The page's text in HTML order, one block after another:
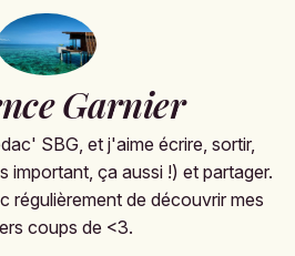
Garnier
SBG, et j'aime écrire, sortir,
important, ça aussi !) et partager.
régulièrement de découvrir mes
coups de <3.